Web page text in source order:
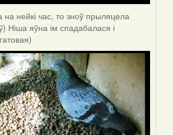
на нейкі час, то зноў прыляцела
Ніша яўна ім спадабалася і